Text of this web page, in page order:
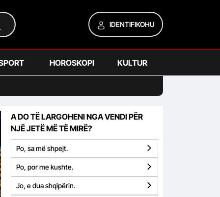
IDENTIFIKOHU
HOROSKOPI KULTUR
A DO TË LARGOHENI NGA VENDI PËR
NJË JETË MË TË MIRË?
Po, sa më shpejt.
Po, por me kushte.
Jo, e dua shqipërin.